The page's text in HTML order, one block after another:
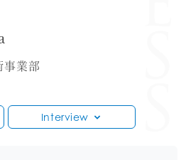
事業部
Interview